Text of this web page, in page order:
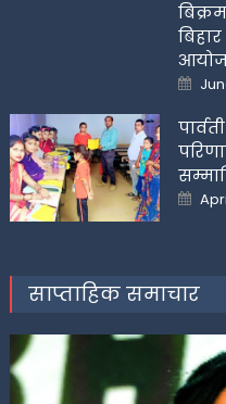
on
on
साप्ताहिक समाचार